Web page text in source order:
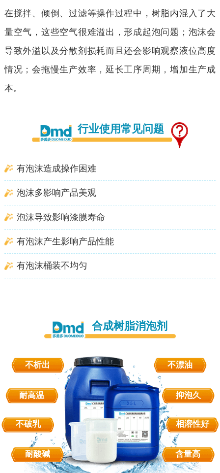
在搅拌、倾倒、过滤等操作过程中，树脂内混入了大
量空气，这些空气很难溢出，形成起泡问题；泡沫会
导致外溢以及分散剂损耗而且还会影响观察液位高度
情况；会拖慢生产效率，延长工序周期，增加生产成
本。
行业使用常见问题
有泡沫造成操作困难
泡沫多影响产品美观
泡沫导致影响漆膜寿命
有泡沫产生影响产品性能
有泡沫桶装不均匀
合成树脂消泡剂
不析出
耐高温
不破乳
耐酸碱
不漂油
抑泡久
相溶性好
含量高